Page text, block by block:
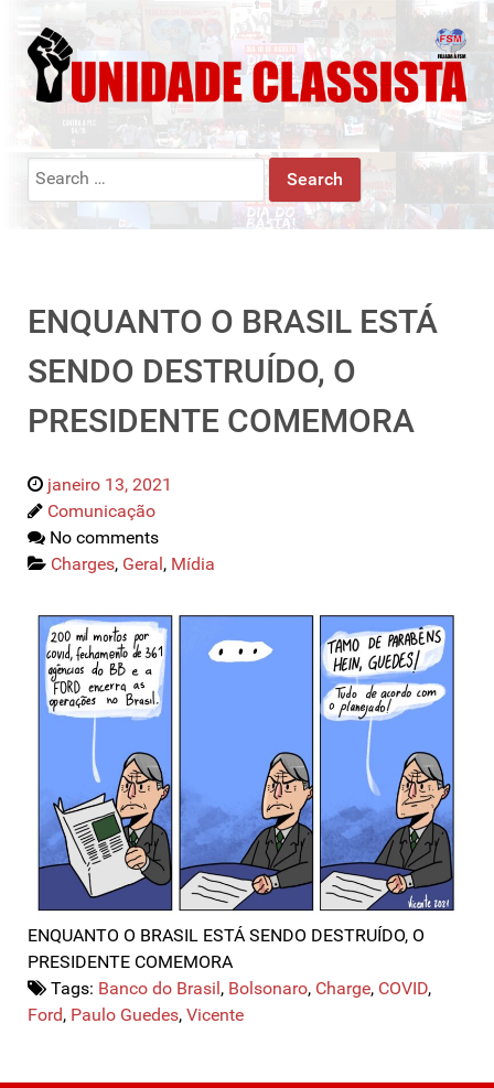
Search
ENQUANTO O BRASIL ESTÁ
SENDO DESTRUÍDO, O
PRESIDENTE COMEMORA
janeiro 13, 2021
Comunicação
No comments
Charges, Geral, Mídia
ENQUANTO O BRASIL ESTÁ SENDO DESTRUÍDO, O
PRESIDENTE COMEMORA
Tags: Banco do Brasil, Bolsonaro, Charge, COVID,
Ford, Paulo Guedes, Vicente